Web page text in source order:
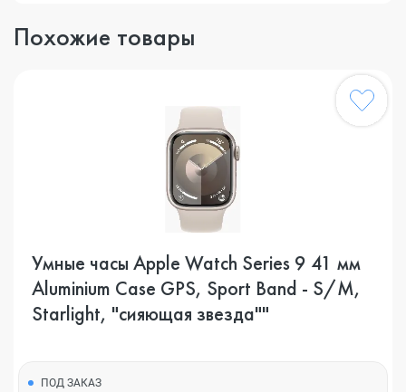
Похожие товары
Умные часы Apple Watch Series 9 41 мм
Aluminium Case GPS, Sport Band - S/M,
Starlight, "сияющая звезда""
ПОД ЗАКАЗ